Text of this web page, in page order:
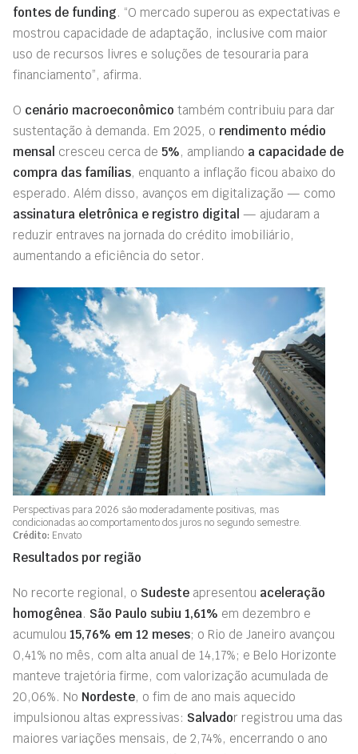
fontes de funding. “O mercado superou as expectativas e
mostrou capacidade de adaptação, inclusive com maior
uso de recursos livres e soluções de tesouraria para
financiamento”, afirma.
O cenário macroeconômico também contribuiu para dar
sustentação à demanda. Em 2025, o rendimento médio
mensal cresceu cerca de 5%, ampliando a capacidade de
compra das famílias, enquanto a inflação ficou abaixo do
esperado. Além disso, avanços em digitalização — como
assinatura eletrônica e registro digital — ajudaram a
reduzir entraves na jornada do crédito imobiliário,
aumentando a eficiência do setor.
Perspectivas para 2026 são moderadamente positivas, mas
condicionadas ao comportamento dos juros no segundo semestre.
Crédito: Envato
Resultados por região
No recorte regional, o Sudeste apresentou aceleração
homogênea. São Paulo subiu 1,61% em dezembro e
acumulou 15,76% em 12 meses; o Rio de Janeiro avançou
0,41% no mês, com alta anual de 14,17%; e Belo Horizonte
manteve trajetória firme, com valorização acumulada de
20,06%. No Nordeste, o fim de ano mais aquecido
impulsionou altas expressivas: Salvador registrou uma das
maiores variações mensais, de 2,74%, encerrando o ano